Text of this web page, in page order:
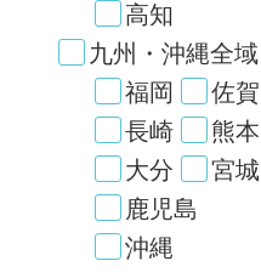
高知
九州・沖縄全域
福岡
佐賀
長崎
熊本
大分
宮城
鹿児島
沖縄